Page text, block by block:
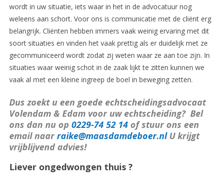
wordt in uw situatie, iets waar in het in de advocatuur nog
weleens aan schort. Voor ons is communicatie met de cliënt erg
belangrijk. Cliënten hebben immers vaak weinig ervaring met dit
soort situaties en vinden het vaak prettig als er duidelijk met ze
gecommuniceerd wordt zodat zij weten waar ze aan toe zijn. In
situaties waar weinig schot in de zaak lijkt te zitten kunnen we
vaak al met een kleine ingreep de boel in beweging zetten.
Dus zoekt u een goede echtscheidingsadvocaat
Volendam & Edam voor uw echtscheiding? Bel
ons dan nu op 0229-74 52 14 of stuur ons een
email naar raike@maasdamdeboer.nl U krijgt
vrijblijvend advies!
Liever ongedwongen thuis ?